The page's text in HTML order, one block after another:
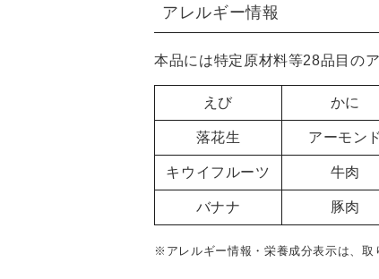
アレルギー情報
本品には特定原材料等28品目の
えび かに
落花生 アーモンド
キウイフルーツ 牛肉
バナナ 豚肉
※アレルギー情報・栄養成分表示は、取